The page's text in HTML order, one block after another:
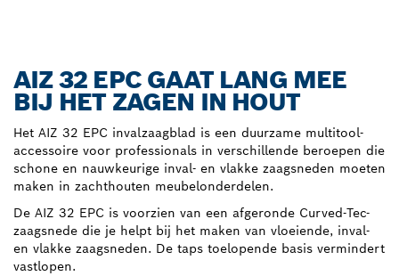
AIZ 32 EPC GAAT LANG MEE
BIJ HET ZAGEN IN HOUT
Het AIZ 32 EPC invalzaagblad is een duurzame multitool-
accessoire voor professionals in verschillende beroepen die
schone en nauwkeurige inval- en vlakke zaagsneden moeten
maken in zachthouten meubelonderdelen.
De AIZ 32 EPC is voorzien van een afgeronde Curved-Tec-
zaagsnede die je helpt bij het maken van vloeiende, inval-
en vlakke zaagsneden. De taps toelopende basis vermindert
vastlopen.